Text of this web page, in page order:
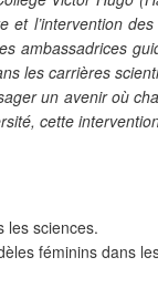
et l’intervention
ambassadrices
les carrières
un avenir où
cette
les sciences.
féminins dans